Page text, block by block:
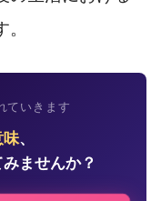
ていきます
味、
ませんか？